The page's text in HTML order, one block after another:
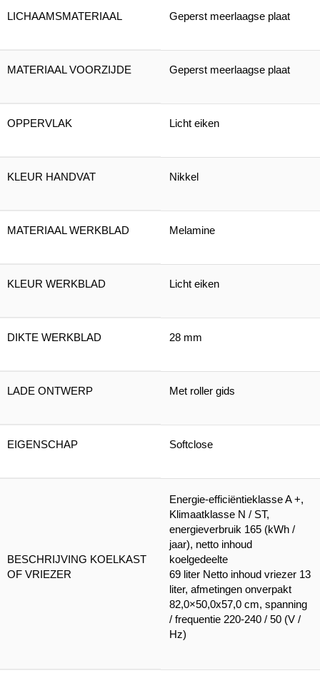
LICHAAMSMATERIAAL Geperst meerlaagse plaat
MATERIAAL VOORZIJDE Geperst meerlaagse plaat
OPPERVLAK Licht eiken
KLEUR HANDVAT Nikkel
MATERIAAL WERKBLAD Melamine
KLEUR WERKBLAD Licht eiken
DIKTE WERKBLAD 28 mm
LADE ONTWERP Met roller gids
EIGENSCHAP Softclose
BESCHRIJVING KOELKAST
OF VRIEZER
Energie-efficiëntieklasse A +,
Klimaatklasse N / ST,
energieverbruik 165 (kWh /
jaar), netto inhoud
koelgedeelte
69 liter Netto inhoud vriezer 13
liter, afmetingen onverpakt
82,0×50,0x57,0 cm, spanning
/ frequentie 220-240 / 50 (V /
Hz)